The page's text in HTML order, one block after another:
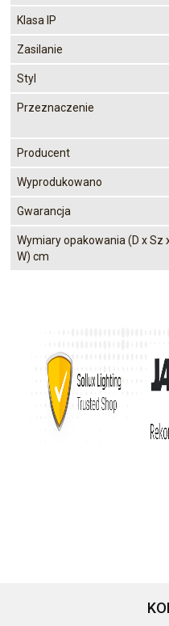
Klasa IP
Zasilanie
Styl
Przeznaczenie
Producent
Wyprodukowano
Gwarancja
Wymiary opakowania (D x Sz
W) cm